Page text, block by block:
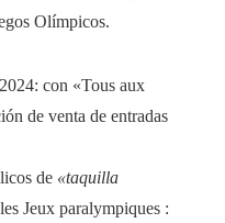
Olímpicos.
con «Tous aux
de venta de entradas
de «taquilla
Jeux paralympiques :